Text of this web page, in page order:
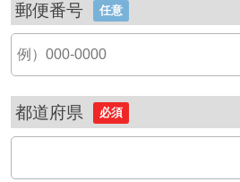
郵便番号 任意
都道府県 必須